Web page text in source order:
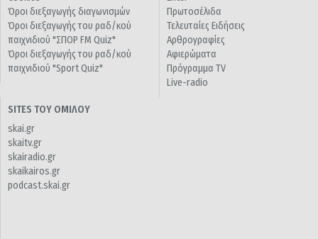
Όροι διεξαγωγής διαγωνισμών
Όροι διεξαγωγής του ραδ/κού
παιχνιδιού "ΣΠΟΡ FM Quiz"
Όροι διεξαγωγής του ραδ/κού
παιχνιδιού "Sport Quiz"
Πρωτοσέλιδα
Τελευταίες Ειδήσεις
Αρθρογραφίες
Αφιερώματα
Πρόγραμμα TV
Live-radio
SITES ΤΟΥ ΟΜΙΛΟΥ
skai.gr
skaitv.gr
skairadio.gr
skaikairos.gr
podcast.skai.gr